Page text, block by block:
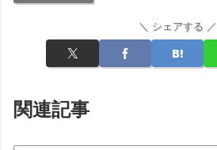
＼ シェアする ／
関連記事